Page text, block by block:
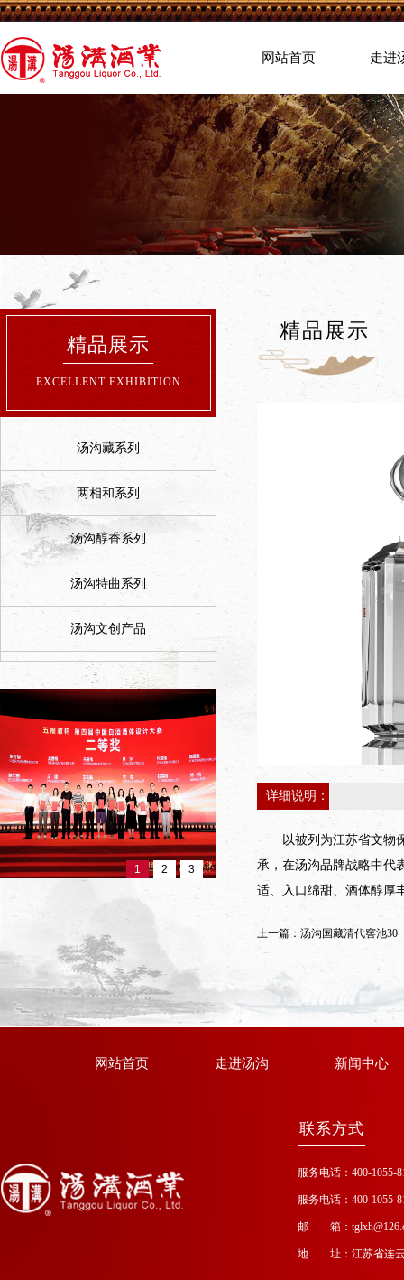
网站首页 走进
精品展示
EXCELLENT EXHIBITION
汤沟藏系列
两相和系列
汤沟醇香系列
汤沟特曲系列
汤沟文创产品
1 2 3
精品展示
详细说明：
以被列为江苏省文物
承，在汤沟品牌战略中代
适、入口绵甜、酒体醇厚
上一篇： 汤沟国藏清代窖池30
网站首页 走进汤沟 新闻中心
联系方式
服务电话：400-1055-
服务电话：400-1055-
邮 箱：
地 址：江苏省连云